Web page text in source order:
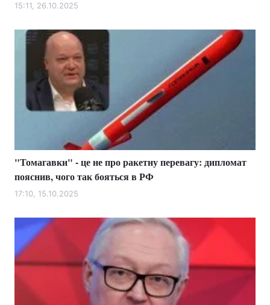
15:11, 26.10.2025
"Томагавки" - це не про ракетну перевагу: дипломат
пояснив, чого так бояться в РФ
17:10, 15.10.2025